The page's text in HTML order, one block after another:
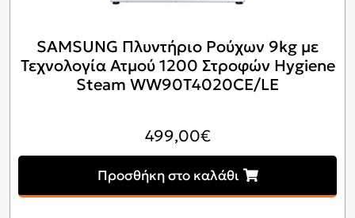
SAMSUNG Πλυντήριο Ρούχων 9kg με
Τεχνολογία Ατμού 1200 Στροφών Hygiene
Steam WW90T4020CE/LE
499,00€
Προσθήκη στο καλάθι